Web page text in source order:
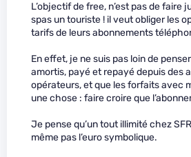
L’objectif de free, n’est pas de faire
spas un touriste ! il veut obliger les
tarifs de leurs abonnements
En effet, je ne suis pas loin de
amortis, payé et repayé depuis des
opérateurs, et que les forfaits avec
une chose : faire croire que
Je pense qu’un tout illimité chez
même pas l’euro symbolique.